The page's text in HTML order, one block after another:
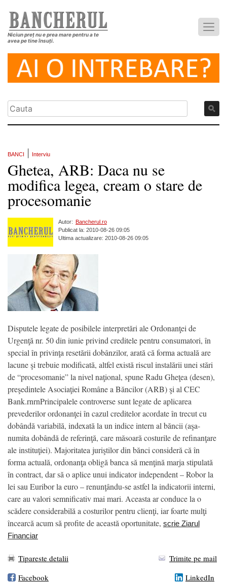
Niciun preț nu e prea mare pentru a te
avea pe tine însuți.
BANCI Interviu
Ghetea, ARB: Daca nu se
modifica legea, cream o stare de
procesomanie
Autor: Bancherul.ro
Publicat la: 2010-08-26 09:05
Ultima actualizare: 2010-08-26 09:05
Disputele legate de posibilele interpretări ale Ordonanţei de
Urgenţă nr. 50 din iunie privind creditele pentru consumatori, în
special în privinţa resetării dobânzilor, arată că forma actuală are
lacune şi trebuie modificată, altfel există riscul instalării unei stări
de “procesomanie” la nivel naţional, spune Radu Gheţea (desen),
preşedintele Asociaţiei Române a Băncilor (ARB) şi al CEC
Bank.rnrnPrincipalele controverse sunt legate de aplicarea
prevederilor ordonanţei în cazul creditelor acordate în trecut cu
dobândă variabilă, indexată la un indice intern al băncii (aşa-
numita dobândă de referinţă, care măsoară costurile de refinanţare
ale instituţiei). Majoritatea juriştilor din bănci consideră că în
forma actuală, ordonanţa obligă banca să menţină marja stipulată
în contract, dar să o aplice unui indicator independent – Robor la
lei sau Euribor la euro – renunţându-se astfel la indicatorii interni,
care au valori semnificativ mai mari. Aceasta ar conduce la o
scădere considerabilă a costurilor pentru clienţi, iar foarte mulţi
încearcă acum să profite de această oportunitate, scrie Ziarul
Financiar
Tipareste detalii
Trimite pe mail
Facebook
LinkedIn